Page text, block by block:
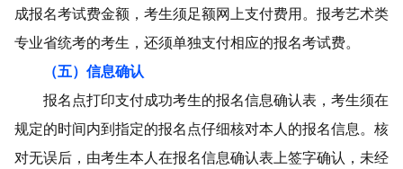
成报名考试费金额 ， 考生须足额网上支付费用。报考艺术类
专业省统考的考生，还须单独支付相应的报名考试费。
（五）信息确认
报名点打印支付成功考生的报名信息确认表，考生须在
规定的时间内到指定的报名点仔细核对本人的报名信息。 核
对无误后，由考生本人在报名信息确认表上签字确认，未经